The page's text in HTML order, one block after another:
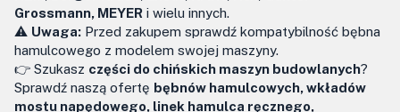
Grossmann, MEYER i wielu innych.
⚠️ Uwaga: Przed zakupem sprawdź kompatybilność bębna
hamulcowego z modelem swojej maszyny.
👉 Szukasz części do chińskich maszyn budowlanych?
Sprawdź naszą ofertę bębnów hamulcowych, wkładów
mostu napędowego, linek hamulca ręcznego,